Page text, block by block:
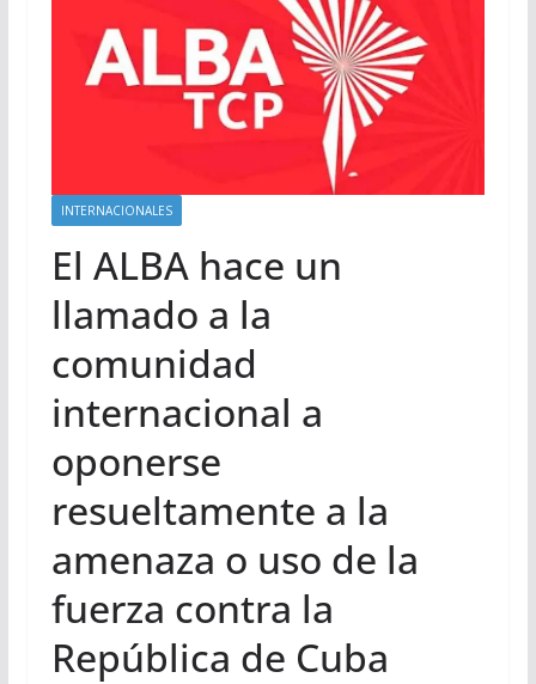
INTERNACIONALES
El ALBA hace un
llamado a la
comunidad
internacional a
oponerse
resueltamente a la
amenaza o uso de la
fuerza contra la
República de Cuba